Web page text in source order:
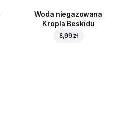
Woda niegazowana
Kropla Beskidu
8,99 zł